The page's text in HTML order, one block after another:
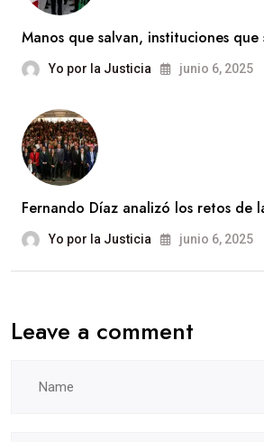
Manos que salvan, instituciones que
Yo por la Justicia junio 6, 2025
Fernando Díaz analizó los retos de
Yo por la Justicia junio 6, 2025
Leave a comment